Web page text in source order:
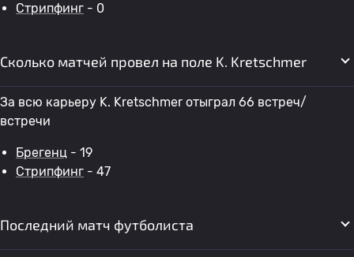
Стрипфинг - 0
Сколько матчей провел на поле K. Kretschmer
За всю карьеру K. Kretschmer отыграл 66 встреч/
встречи
Брегенц - 19
Стрипфинг - 47
Последний матч футболиста